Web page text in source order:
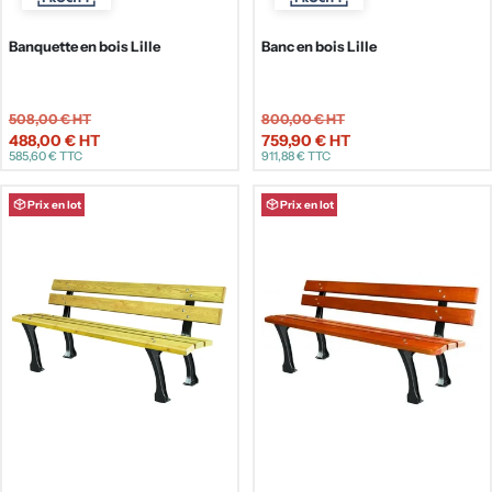
Banquette en bois Lille
Prix
vente
508,00 €HT
488,00 €HT
585,60 €TTC
Banc en bois Lille
Prix
vente
800,00 €HT
759,90 €HT
911,88 €TTC
Prix en lot Prix en lot